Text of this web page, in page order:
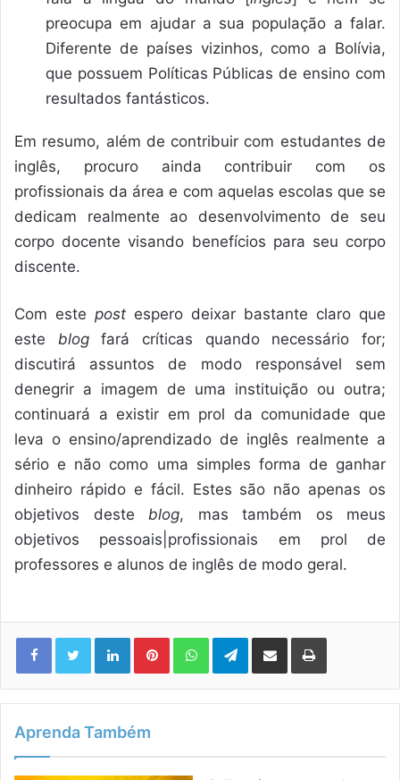
preocupa em ajudar a sua população a falar.
Diferente de países vizinhos, como a Bolívia,
que possuem Políticas Públicas de ensino com
resultados fantásticos.
Em resumo, além de contribuir com estudantes de
inglês, procuro ainda contribuir com os
profissionais da área e com aquelas escolas que se
dedicam realmente ao desenvolvimento de seu
corpo docente visando benefícios para seu corpo
discente.
Com este post espero deixar bastante claro que
este blogfará críticas quando necessário for;
discutirá assuntos de modo responsável sem
denegrir a imagem de uma instituição ou outra;
continuará a existir em prol da comunidade que
leva o ensino/aprendizado de inglês realmente a
sério e não como uma simples forma de ganhar
dinheiro rápido e fácil. Estes são não apenas os
objetivos deste blog, mas também os meus
objetivos pessoais|profissionais em prol de
professores e alunos de inglês de modo geral.
LinkedinPinterestWhatsAppTelegram
Compartilhar via e-mail Imprimir
Aprenda Também